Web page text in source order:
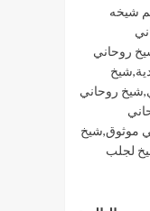
شيخه
روحاني
,شيخ
,شيخ روحاني
موثوق,شيخ
لجلب